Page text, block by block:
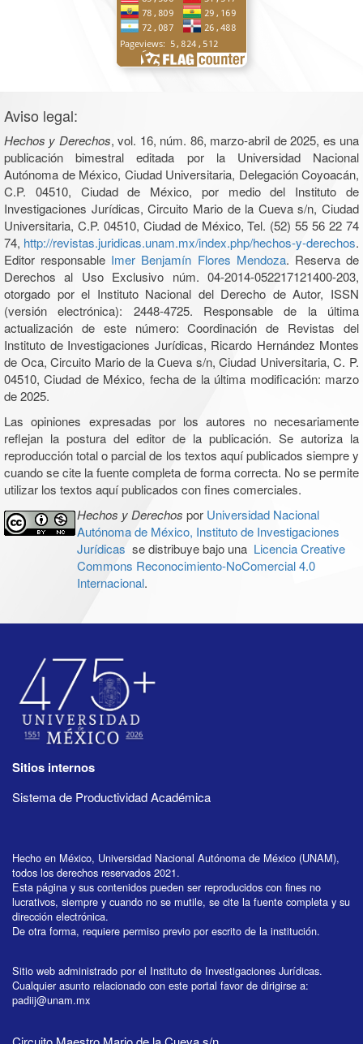
Aviso legal:
Hechos y Derechos, vol. 16, núm. 86, marzo-abril de 2025, es una
publicación bimestral editada por la Universidad Nacional
Autónoma de México, Ciudad Universitaria, Delegación Coyoacán,
C.P. 04510, Ciudad de México, por medio del Instituto de
Investigaciones Jurídicas, Circuito Mario de la Cueva s/n, Ciudad
Universitaria, C.P. 04510, Ciudad de México, Tel. (52) 55 56 22 74
74, http://revistas.juridicas.unam.mx/index.php/hechos-y-derechos.
Editor responsable Imer Benjamín Flores Mendoza. Reserva de
Derechos al Uso Exclusivo núm. 04-2014-052217121400-203,
otorgado por el Instituto Nacional del Derecho de Autor, ISSN
(versión electrónica): 2448-4725. Responsable de la última
actualización de este número: Coordinación de Revistas del
Instituto de Investigaciones Jurídicas, Ricardo Hernández Montes
de Oca, Circuito Mario de la Cueva s/n, Ciudad Universitaria, C. P.
04510, Ciudad de México, fecha de la última modificación: marzo
de 2025.
Las opiniones expresadas por los autores no necesariamente
reflejan la postura del editor de la publicación. Se autoriza la
reproducción total o parcial de los textos aquí publicados siempre y
cuando se cite la fuente completa de forma correcta. No se permite
utilizar los textos aquí publicados con fines comerciales.
Hechos y Derechos por Universidad Nacional
Autónoma de México, Instituto de Investigaciones
Jurídicas se distribuye bajo una Licencia Creative
Commons Reconocimiento-NoComercial 4.0
Internacional.
Sitios internos
Sistema de Productividad Académica
Hecho en México, Universidad Nacional Autónoma de México (UNAM),
todos los derechos reservados 2021.
Esta página y sus contenidos pueden ser reproducidos con fines no
lucrativos, siempre y cuando no se mutile, se cite la fuente completa y su
dirección electrónica.
De otra forma, requiere permiso previo por escrito de la institución.
Sitio web administrado por el Instituto de Investigaciones Jurídicas.
Cualquier asunto relacionado con este portal favor de dirigirse a:
padiij@unam.mx